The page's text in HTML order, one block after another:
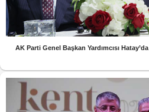
AK Parti Genel Başkan Yardımcısı Hatay’da